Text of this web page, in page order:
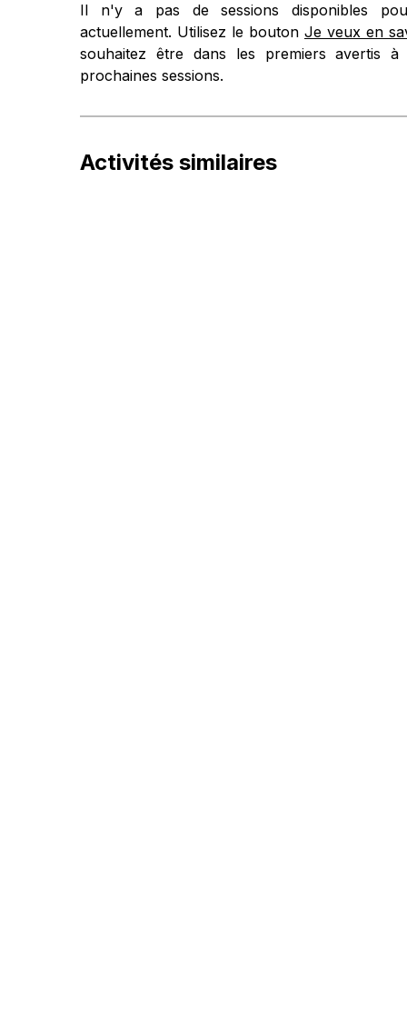
Il n'y a pas de sessions disponibles
actuellement. Utilisez le bouton Je veux en
souhaitez être dans les premiers avertis
prochaines sessions.
Activités similaires